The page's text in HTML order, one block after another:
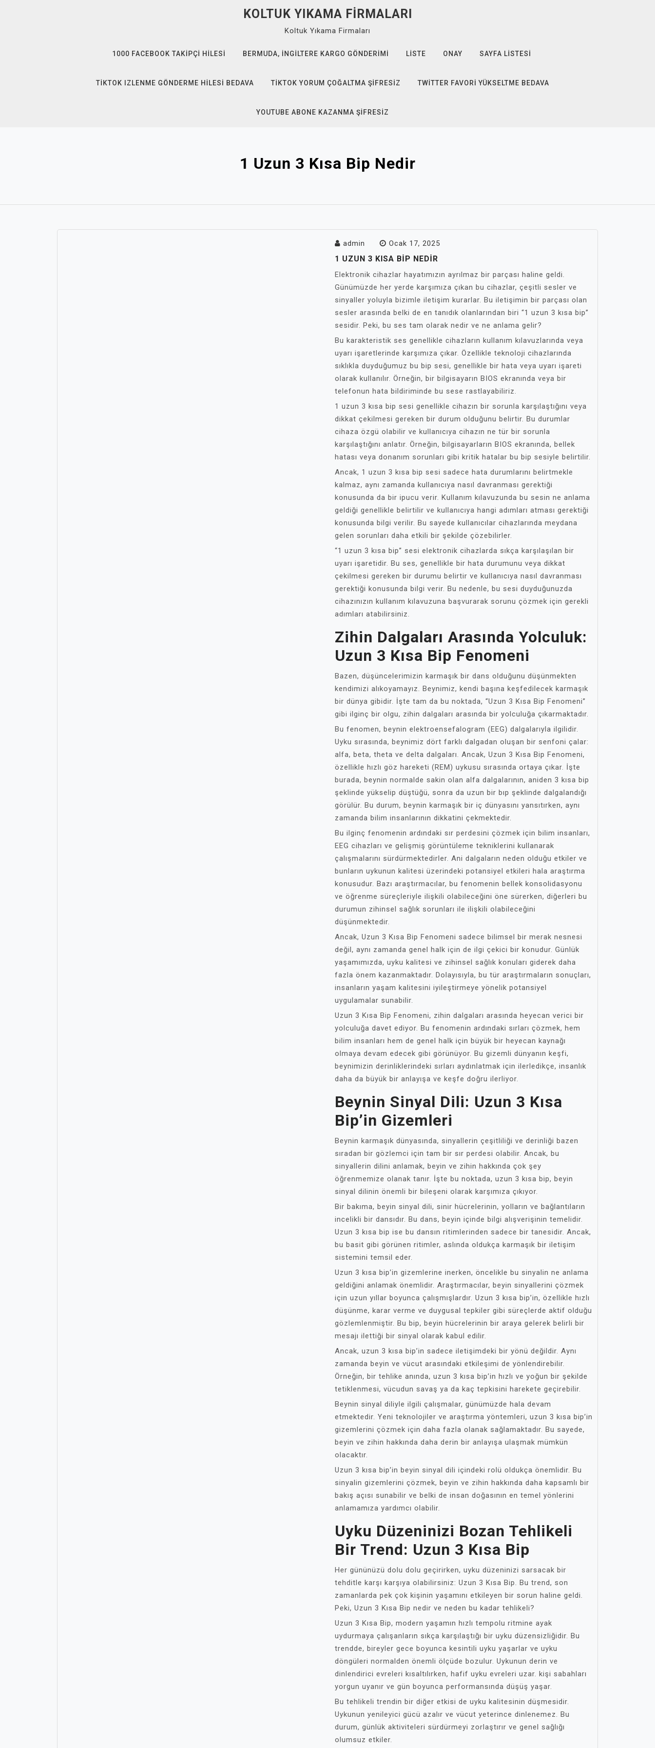
KOLTUK YIKAMA FIRMALARI
Koltuk Yıkama Firmaları
1000 FACEBOOK TAKIPÇI HILESI BERMUDA, İNGILTERE KARGO GÖNDERIMI LISTE ONAY SAYFA LISTESI
TIKTOK IZLENME GÖNDERME HILESI BEDAVA TIKTOK YORUM ÇOĞALTMA ŞIFRESIZ TWITTER FAVORI YÜKSELTME BEDAVA
YOUTUBE ABONE KAZANMA ŞIFRESIZ
1 Uzun 3 Kısa Bip Nedir
admin Ocak 17, 2025
1 UZUN 3 KISA BIP NEDIR
Elektronik cihazlar hayatımızın ayrılmaz bir parçası haline geldi.
Günümüzde her yerde karşımıza çıkan bu cihazlar, çeşitli sesler ve
sinyaller yoluyla bizimle iletişim kurarlar. Bu iletişimin bir parçası olan
sesler arasında belki de en tanıdık olanlarından biri “1 uzun 3 kısa bip”
sesidir. Peki, bu ses tam olarak nedir ve ne anlama gelir?
Bu karakteristik ses genellikle cihazların kullanım kılavuzlarında veya
uyarı işaretlerinde karşımıza çıkar. Özellikle teknoloji cihazlarında
sıklıkla duyduğumuz bu bip sesi, genellikle bir hata veya uyarı işareti
olarak kullanılır. Örneğin, bir bilgisayarın BIOS ekranında veya bir
telefonun hata bildiriminde bu sese rastlayabiliriz.
1 uzun 3 kısa bip sesi genellikle cihazın bir sorunla karşılaştığını veya
dikkat çekilmesi gereken bir durum olduğunu belirtir. Bu durumlar
cihaza özgü olabilir ve kullanıcıya cihazın ne tür bir sorunla
karşılaştığını anlatır. Örneğin, bilgisayarların BIOS ekranında, bellek
hatası veya donanım sorunları gibi kritik hatalar bu bip sesiyle belirtilir.
Ancak, 1 uzun 3 kısa bip sesi sadece hata durumlarını belirtmekle
kalmaz, aynı zamanda kullanıcıya nasıl davranması gerektiği
konusunda da bir ipucu verir. Kullanım kılavuzunda bu sesin ne anlama
geldiği genellikle belirtilir ve kullanıcıya hangi adımları atması gerektiği
konusunda bilgi verilir. Bu sayede kullanıcılar cihazlarında meydana
gelen sorunları daha etkili bir şekilde çözebilirler.
“1 uzun 3 kısa bip” sesi elektronik cihazlarda sıkça karşılaşılan bir
uyarı işaretidir. Bu ses, genellikle bir hata durumunu veya dikkat
çekilmesi gereken bir durumu belirtir ve kullanıcıya nasıl davranması
gerektiği konusunda bilgi verir. Bu nedenle, bu sesi duyduğunuzda
cihazınızın kullanım kılavuzuna başvurarak sorunu çözmek için gerekli
adımları atabilirsiniz.
Zihin Dalgaları Arasında Yolculuk:
Uzun 3 Kısa Bip Fenomeni
Bazen, düşüncelerimizin karmaşık bir dans olduğunu düşünmekten
kendimizi alıkoyamayız. Beynimiz, kendi başına keşfedilecek karmaşık
bir dünya gibidir. İşte tam da bu noktada, “Uzun 3 Kısa Bip Fenomeni”
gibi ilginç bir olgu, zihin dalgaları arasında bir yolculuğa çıkarmaktadır.
Bu fenomen, beynin elektroensefalogram (EEG) dalgalarıyla ilgilidir.
Uyku sırasında, beynimiz dört farklı dalgadan oluşan bir senfoni çalar:
alfa, beta, theta ve delta dalgaları. Ancak, Uzun 3 Kısa Bip Fenomeni,
özellikle hızlı göz hareketi (REM) uykusu sırasında ortaya çıkar. İşte
burada, beynin normalde sakin olan alfa dalgalarının, aniden 3 kısa bip
şeklinde yükselip düştüğü, sonra da uzun bir bıp şeklinde dalgalandığı
görülür. Bu durum, beynin karmaşık bir iç dünyasını yansıtırken, aynı
zamanda bilim insanlarının dikkatini çekmektedir.
Bu ilginç fenomenin ardındaki sır perdesini çözmek için bilim insanları,
EEG cihazları ve gelişmiş görüntüleme tekniklerini kullanarak
çalışmalarını sürdürmektedirler. Ani dalgaların neden olduğu etkiler ve
bunların uykunun kalitesi üzerindeki potansiyel etkileri hala araştırma
konusudur. Bazı araştırmacılar, bu fenomenin bellek konsolidasyonu
ve öğrenme süreçleriyle ilişkili olabileceğini öne sürerken, diğerleri bu
durumun zihinsel sağlık sorunları ile ilişkili olabileceğini
düşünmektedir.
Ancak, Uzun 3 Kısa Bip Fenomeni sadece bilimsel bir merak nesnesi
değil, aynı zamanda genel halk için de ilgi çekici bir konudur. Günlük
yaşamımızda, uyku kalitesi ve zihinsel sağlık konuları giderek daha
fazla önem kazanmaktadır. Dolayısıyla, bu tür araştırmaların sonuçları,
insanların yaşam kalitesini iyileştirmeye yönelik potansiyel
uygulamalar sunabilir.
Uzun 3 Kısa Bip Fenomeni, zihin dalgaları arasında heyecan verici bir
yolculuğa davet ediyor. Bu fenomenin ardındaki sırları çözmek, hem
bilim insanları hem de genel halk için büyük bir heyecan kaynağı
olmaya devam edecek gibi görünüyor. Bu gizemli dünyanın keşfi,
beynimizin derinliklerindeki sırları aydınlatmak için ilerledikçe, insanlık
daha da büyük bir anlayışa ve keşfe doğru ilerliyor.
Beynin Sinyal Dili: Uzun 3 Kısa
Bip’in Gizemleri
Beynin karmaşık dünyasında, sinyallerin çeşitliliği ve derinliği bazen
sıradan bir gözlemci için tam bir sır perdesi olabilir. Ancak, bu
sinyallerin dilini anlamak, beyin ve zihin hakkında çok şey
öğrenmemize olanak tanır. İşte bu noktada, uzun 3 kısa bip, beyin
sinyal dilinin önemli bir bileşeni olarak karşımıza çıkıyor.
Bir bakıma, beyin sinyal dili, sinir hücrelerinin, yolların ve bağlantıların
incelikli bir dansıdır. Bu dans, beyin içinde bilgi alışverişinin temelidir.
Uzun 3 kısa bip ise bu dansın ritimlerinden sadece bir tanesidir. Ancak,
bu basit gibi görünen ritimler, aslında oldukça karmaşık bir iletişim
sistemini temsil eder.
Uzun 3 kısa bip’in gizemlerine inerken, öncelikle bu sinyalin ne anlama
geldiğini anlamak önemlidir. Araştırmacılar, beyin sinyallerini çözmek
için uzun yıllar boyunca çalışmışlardır. Uzun 3 kısa bip’in, özellikle hızlı
düşünme, karar verme ve duygusal tepkiler gibi süreçlerde aktif olduğu
gözlemlenmiştir. Bu bip, beyin hücrelerinin bir araya gelerek belirli bir
mesajı ilettiği bir sinyal olarak kabul edilir.
Ancak, uzun 3 kısa bip’in sadece iletişimdeki bir yönü değildir. Aynı
zamanda beyin ve vücut arasındaki etkileşimi de yönlendirebilir.
Örneğin, bir tehlike anında, uzun 3 kısa bip’in hızlı ve yoğun bir şekilde
tetiklenmesi, vücudun savaş ya da kaç tepkisini harekete geçirebilir.
Beynin sinyal diliyle ilgili çalışmalar, günümüzde hala devam
etmektedir. Yeni teknolojiler ve araştırma yöntemleri, uzun 3 kısa bip’in
gizemlerini çözmek için daha fazla olanak sağlamaktadır. Bu sayede,
beyin ve zihin hakkında daha derin bir anlayışa ulaşmak mümkün
olacaktır.
Uzun 3 kısa bip’in beyin sinyal dili içindeki rolü oldukça önemlidir. Bu
sinyalin gizemlerini çözmek, beyin ve zihin hakkında daha kapsamlı bir
bakış açısı sunabilir ve belki de insan doğasının en temel yönlerini
anlamamıza yardımcı olabilir.
Uyku Düzeninizi Bozan Tehlikeli
Bir Trend: Uzun 3 Kısa Bip
Her gününüzü dolu dolu geçirirken, uyku düzeninizi sarsacak bir
tehditle karşı karşıya olabilirsiniz: Uzun 3 Kısa Bip. Bu trend, son
zamanlarda pek çok kişinin yaşamını etkileyen bir sorun haline geldi.
Peki, Uzun 3 Kısa Bip nedir ve neden bu kadar tehlikeli?
Uzun 3 Kısa Bip, modern yaşamın hızlı tempolu ritmine ayak
uydurmaya çalışanların sıkça karşılaştığı bir uyku düzensizliğidir. Bu
trendde, bireyler gece boyunca kesintili uyku yaşarlar ve uyku
döngüleri normalden önemli ölçüde bozulur. Uykunun derin ve
dinlendirici evreleri kısaltılırken, hafif uyku evreleri uzar. kişi sabahları
yorgun uyanır ve gün boyunca performansında düşüş yaşar.
Bu tehlikeli trendin bir diğer etkisi de uyku kalitesinin düşmesidir.
Uykunun yenileyici gücü azalır ve vücut yeterince dinlenemez. Bu
durum, günlük aktiviteleri sürdürmeyi zorlaştırır ve genel sağlığı
olumsuz etkiler.